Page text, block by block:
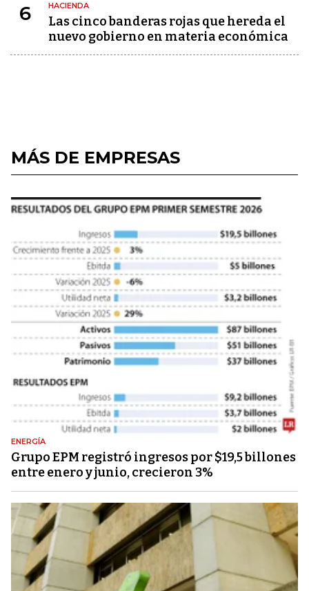
6 HACIENDA
Las cinco banderas rojas que hereda el
nuevo gobierno en materia económica
MÁS DE EMPRESAS
ENERGÍA
Grupo EPM registró ingresos por $19,5 billones
entre enero y junio, crecieron 3%